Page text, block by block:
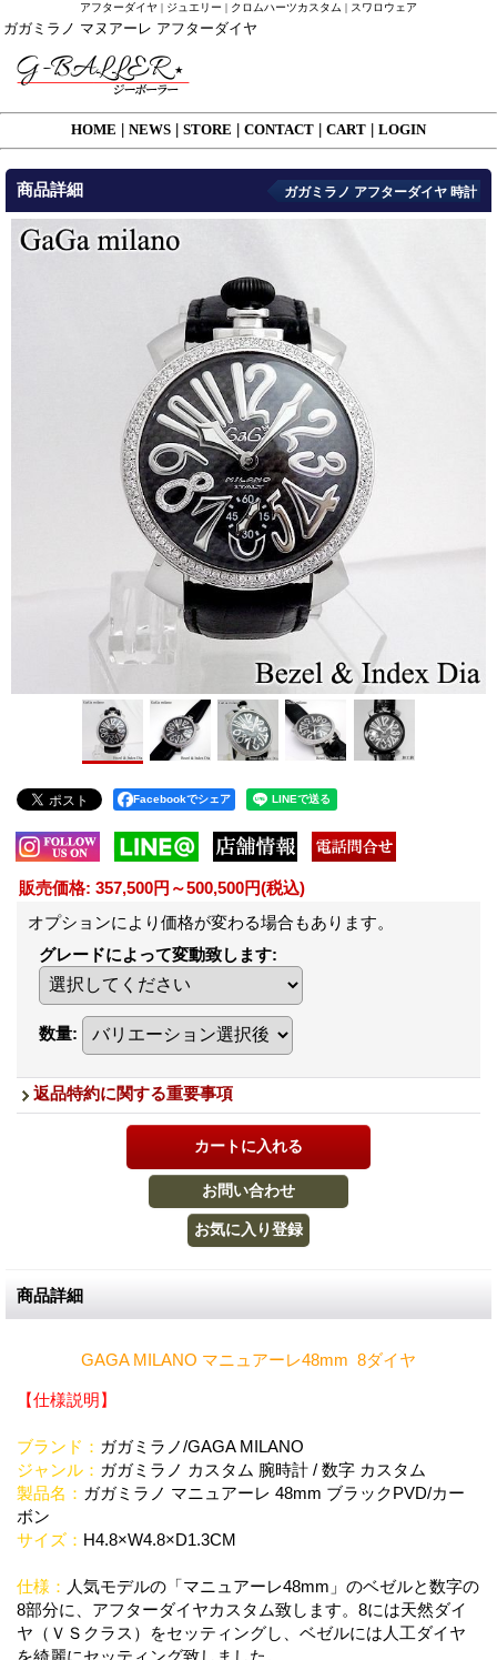
アフターダイヤ | ジュエリー | クロムハーツカスタム | スワロウェア
ガガミラノ マヌアーレ アフターダイヤ
HOME NEWS STORE CONTACT CART LOGIN
商品詳細 ガガミラノ アフターダイヤ 時計
Facebookでシェア
販売価格: 357,500円～500,500円(税込)
オプションにより価格が変わる場合もあります。
グレードによって変動致します:
数量:
返品特約に関する重要事項
商品詳細
GAGA MILANO マニュアーレ48mm 8ダイヤ
【仕様説明】
ブランド： ガガミラノ/GAGA MILANO
ジャンル： ガガミラノ カスタム 腕時計 / 数字 カスタム
製品名： ガガミラノ マニュアーレ 48mm ブラックPVD/カー
ボン
サイズ： H4.8×W4.8×D1.3CM
仕様： 人気モデルの「マニュアーレ48mm」のベゼルと数字の
8部分に、アフターダイヤカスタム致します。8には天然ダイ
ヤ（ＶＳクラス）をセッティングし、ベゼルには人工ダイヤ
を綺麗にセッティング致しました。